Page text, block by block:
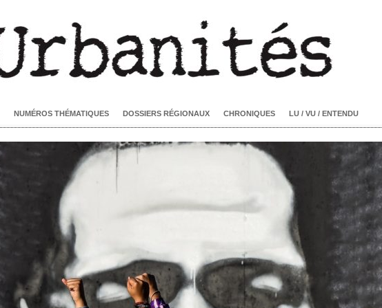
NUMÉROS THÉMATIQUES DOSSIERS RÉGIONAUX CHRONIQUES LU / VU / ENTENDU